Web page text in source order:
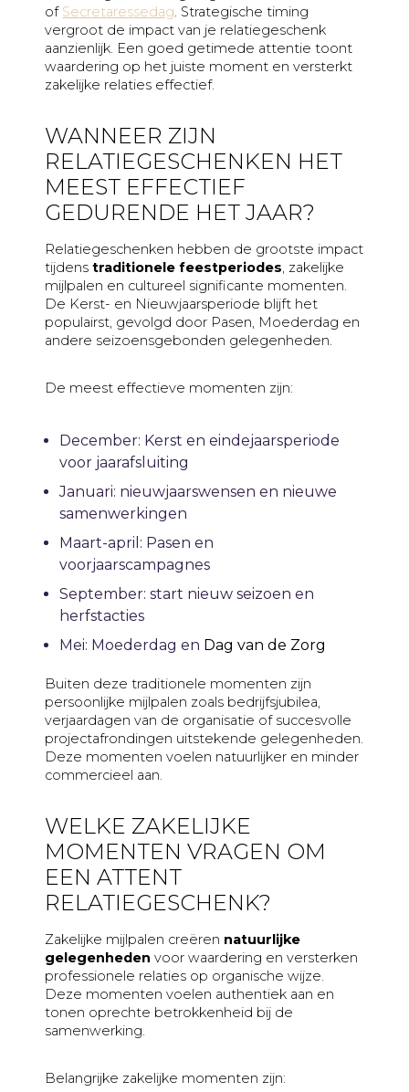
of Secretaressedag. Strategische timing
vergroot de impact van je relatiegeschenk
aanzienlijk. Een goed getimede attentie toont
waardering op het juiste moment en versterkt
zakelijke relaties effectief.
WANNEER ZIJN
RELATIEGESCHENKEN HET
MEEST EFFECTIEF
GEDURENDE HET JAAR?
Relatiegeschenken hebben de grootste impact
tijdenstraditionele feestperiodes, zakelijke
mijlpalen en cultureel significante momenten.
De Kerst- en Nieuwjaarsperiode blijft het
populairst, gevolgd door Pasen, Moederdag en
andere seizoensgebonden gelegenheden.
De meest effectieve momenten zijn:
December: Kerst en eindejaarsperiode
voor jaarafsluiting
Januari: nieuwjaarswensen en nieuwe
samenwerkingen
Maart-april: Pasen en
voorjaarscampagnes
September: start nieuw seizoen en
herfstacties
Mei: Moederdag en Dag van de Zorg
Buiten deze traditionele momenten zijn
persoonlijke mijlpalen zoals bedrijfsjubilea,
verjaardagen van de organisatie of succesvolle
projectafrondingen uitstekende gelegenheden.
Deze momenten voelen natuurlijker en minder
commercieel aan.
WELKE ZAKELIJKE
MOMENTEN VRAGEN OM
EEN ATTENT
RELATIEGESCHENK?
Zakelijke mijlpalen creëren natuurlijke
gelegenheden voor waardering en versterken
professionele relaties op organische wijze.
Deze momenten voelen authentiek aan en
tonen oprechte betrokkenheid bij de
samenwerking.
Belangrijke zakelijke momenten zijn: